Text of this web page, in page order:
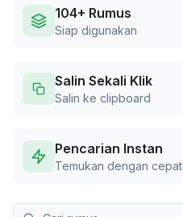
104+ Rumus
Siap digunakan
Salin Sekali Klik
Salin ke clipboard
Pencarian Instan
Temukan dengan cepat